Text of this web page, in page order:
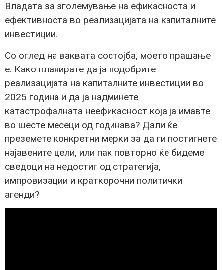
Владата за зголемување на ефикасноста и
ефективноста во реализацијата на капиталните
инвестиции.
Со оглед на ваквата состојба, моето прашање
е: Како планирате да ја подобрите
реализацијата на капиталните инвестиции во
2025 година и да ја надминете
катастрофалната неефикасност која ја имавте
во шесте месеци од годинава? Дали ќе
преземете конкретни мерки за да ги постигнете
најавените цели, или пак повторно ќе бидеме
сведоци на недостиг од стратегија,
импровизации и краткорочни политички
агенди?